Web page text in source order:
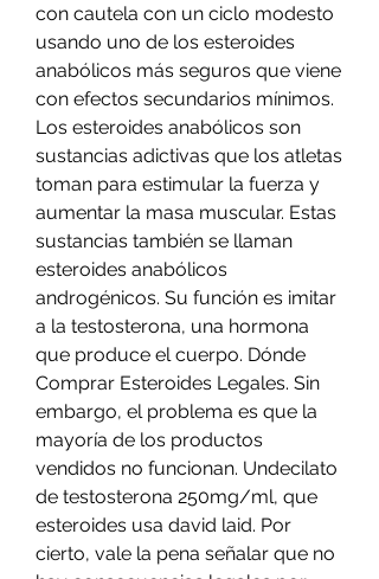
con cautela con un ciclo modesto
usando uno de los esteroides
anabólicos más seguros que viene
con efectos secundarios mínimos.
Los esteroides anabólicos son
sustancias adictivas que los atletas
toman para estimular la fuerza y
aumentar la masa muscular. Estas
sustancias también se llaman
esteroides anabólicos
androgénicos. Su función es imitar
a la testosterona, una hormona
que produce el cuerpo. Dónde
Comprar Esteroides Legales. Sin
embargo, el problema es que la
mayoría de los productos
vendidos no funcionan. Undecilato
de testosterona 250mg/ml, que
esteroides usa david laid. Por
cierto, vale la pena señalar que no